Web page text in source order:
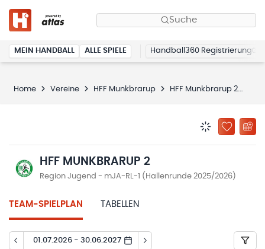
Suche
MEIN HANDBALL ALLE SPIELE Handball360 Registrierung
Home Vereine HFF Munkbrarup HFF Munkbrarup 2
ZU
HFF MUNKBRARUP 2
Region Jugend - mJA-RL-1 (Hallenrunde 2025/2026)
TEAM-SPIELPLAN TABELLEN
01.07.2026 - 30.06.2027